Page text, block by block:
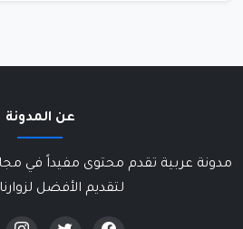
عن المدونة
مدونة عربية تقدم محتوى مفيداً في
لتقديم الأفضل